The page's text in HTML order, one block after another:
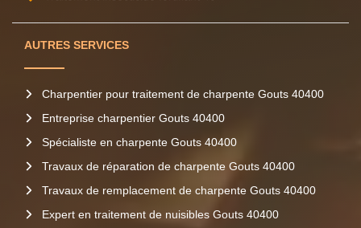
AUTRES SERVICES
Charpentier pour traitement de charpente Gouts 40400
Entreprise charpentier Gouts 40400
Spécialiste en charpente Gouts 40400
Travaux de réparation de charpente Gouts 40400
Travaux de remplacement de charpente Gouts 40400
Expert en traitement de nuisibles Gouts 40400